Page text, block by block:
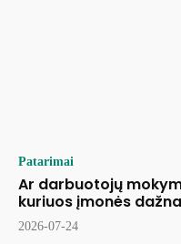
Patarimai
Ar darbuotojų
kuriuos įmonės
2026-07-24